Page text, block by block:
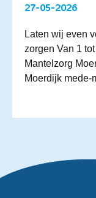
27-05-2026
Laten wij even
zorgen Van 1
Mantelzorg
Moerdijk mede-